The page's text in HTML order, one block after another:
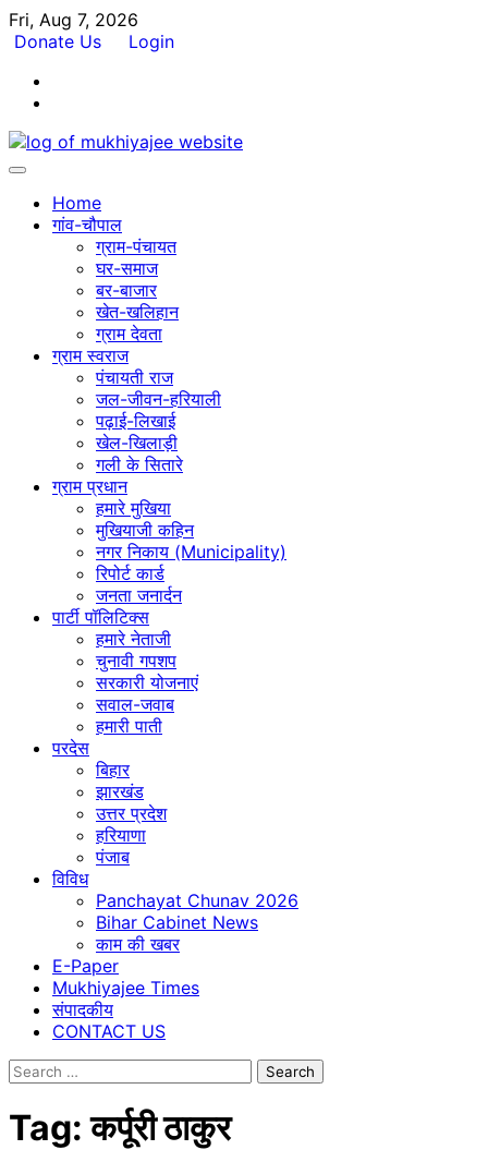
Skip
to
Fri, Aug 7, 2026
Donate Us
Login
Home
गांव-चौपाल
ग्राम-पंचायत
घर-समाज
बर-बाजार
खेत-खलिहान
ग्राम देवता
ग्राम स्वराज
पंचायती राज
जल-जीवन-हरियाली
पढ़ाई-लिखाई
खेल-खिलाड़ी
गली के सितारे
ग्राम प्रधान
हमारे मुखिया
मुखियाजी कहिन
नगर निकाय (Municipality)
रिपोर्ट कार्ड
जनता जनार्दन
पार्टी पॉलिटिक्स
हमारे नेताजी
चुनावी गपशप
सरकारी योजनाएं
सवाल-जवाब
हमारी पाती
परदेस
बिहार
झारखंड
उत्तर प्रदेश
हरियाणा
पंजाब
विविध
Panchayat Chunav 2026
Bihar Cabinet News
काम की खबर
E-Paper
Mukhiyajee Times
संपादकीय
CONTACT US
Search
Tag:कर्पूरी ठाकुर